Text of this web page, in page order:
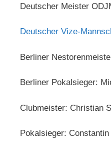
Deutscher Meister
Deutscher Vize-
Berliner
Berliner Pokalsieger:
Clubmeister: Christian
Pokalsieger: Constantin